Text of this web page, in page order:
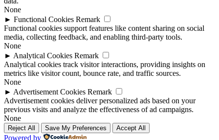
None
► Functional Cookies Remark
Functional cookies support features like content sharing on social
media, collecting feedback, and enabling third-party tools.
None
► Analytical Cookies Remark
Analytical cookies track visitor interactions, providing insights on
metrics like visitor count, bounce rate, and traffic sources.
None
► Advertisement Cookies Remark
Advertisement cookies deliver personalized ads based on your
previous visits and analyze the effectiveness of ad campaigns.
None
Reject All Save My Preferences Accept All
Powered by